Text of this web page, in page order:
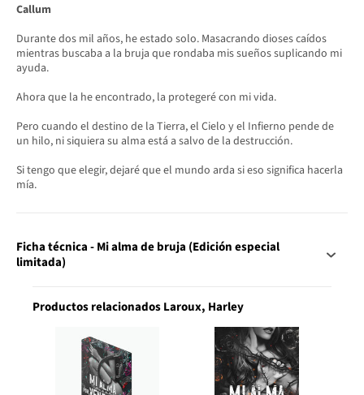
Callum
Durante dos mil años, he estado solo. Masacrando dioses caídos
mientras buscaba a la bruja que rondaba mis sueños suplicando mi
ayuda.
Ahora que la he encontrado, la protegeré con mi vida.
Pero cuando el destino de la Tierra, el Cielo y el Infierno pende de
un hilo, ni siquiera su alma está a salvo de la destrucción.
Si tengo que elegir, dejaré que el mundo arda si eso significa hacerla
mía.
Ficha técnica - Mi alma de bruja (Edición especial
limitada)
Productos relacionados Laroux, Harley